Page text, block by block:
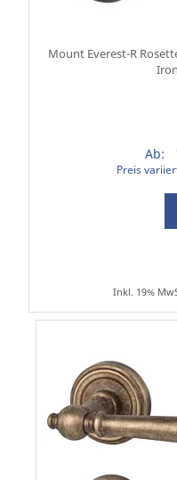
Mount Everest-R
Ab:
Preis
Inkl. 19%